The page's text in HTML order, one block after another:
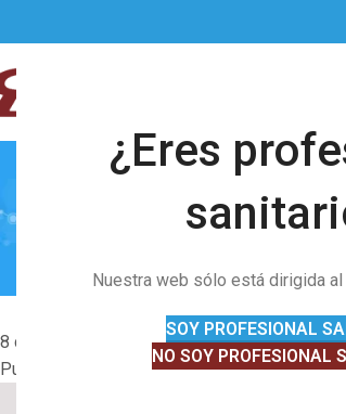
¿Eres
Nuestra web sólo está dirigida
SOY PROFESIONAL
NO SOY PROFESIONAL
NOVEDADES
Uso de CranialCOVER™
8 de septiembre de 2023
Publicado por
Begoña